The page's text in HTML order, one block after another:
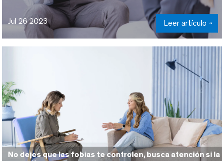
Jul 26 2023 Leer artículo
No dejes que las fobias te controlen, busca atención si la